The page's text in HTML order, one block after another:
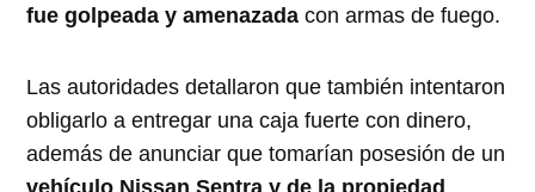
fue golpeada y amenazada con armas de fuego.
Las autoridades detallaron que también intentaron
obligarlo a entregar una caja fuerte con dinero,
además de anunciar que tomarían posesión de un
vehículo Nissan Sentra y de la propiedad